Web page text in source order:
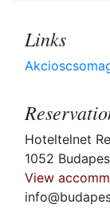
Links
Hoteltelnet
1052
View